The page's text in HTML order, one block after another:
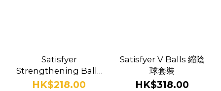
Satisfyer
Strengthening Balls
縮陰球套裝
HK$218.00
Satisfyer V Balls 縮陰
球套裝
HK$318.00